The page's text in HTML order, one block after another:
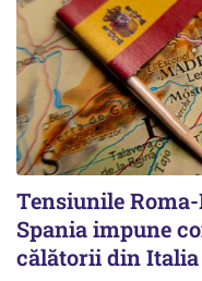
Tensiunile
Spania impune
călătorii din Italia